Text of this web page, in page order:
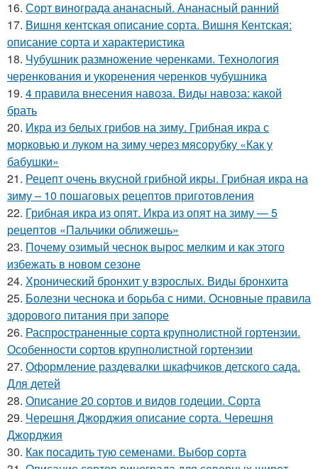
16. Сорт винограда ананасный. Ананасный ранний
17. Вишня кентская описание сорта. Вишня Кентская:
описание сорта и характеристика
18. Чубушник размножение черенками. Технология
черенкования и укоренения черенков чубушника
19. 4 правила внесения навоза. Виды навоза: какой
брать
20. Икра из белых грибов на зиму. Грибная икра с
морковью и луком на зиму через мясорубку «Как у
бабушки»
21. Рецепт очень вкусной грибной икры. Грибная икра на
зиму – 10 пошаговых рецептов приготовления
22. Грибная икра из опят. Икра из опят на зиму — 5
рецептов «Пальчики оближешь»
23. Почему озимый чеснок вырос мелким и как этого
избежать в новом сезоне
24. Хронический бронхит у взрослых. Виды бронхита
25. Болезни чеснока и борьба с ними. Основные правила
здорового питания при запоре
26. Распространенные сорта крупнолистной гортензии.
Особенности сортов крупнолистной гортензии
27. Оформление раздевалки шкафчиков детского сада.
Для детей
28. Описание 20 сортов и видов годеции. Сорта
29. Черешня Джорджия описание сорта. Черешня
Джорджия
30. Как посадить тую семенами. Выбор сорта